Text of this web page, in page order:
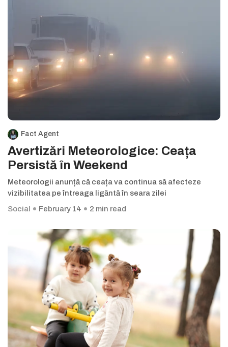
Fact Agent
Avertizări Meteorologice: Ceața
Persistă în Weekend
Meteorologii anunță că ceața va continua să afecteze
vizibilitatea pe întreaga ligăntă în seara zilei
Social
February 14 2 min read